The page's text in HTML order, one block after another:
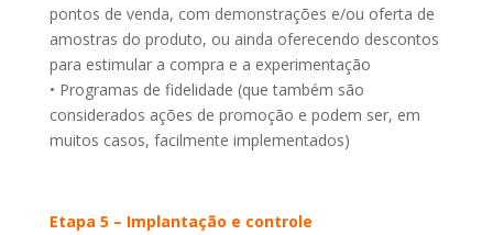
pontos de venda, com demonstrações e/ou oferta de
amostras do produto, ou ainda oferecendo descontos
para estimular a compra e a experimentação
• Programas de fidelidade (que também são
considerados ações de promoção e podem ser, em
muitos casos, facilmente implementados)
Etapa 5 – Implantação e controle